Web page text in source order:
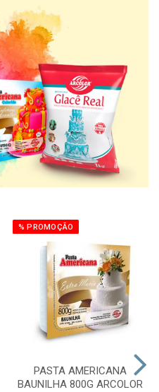
% PROMOÇÃO
PASTA AMERICANA
BAUNILHA 800G ARCOLOR